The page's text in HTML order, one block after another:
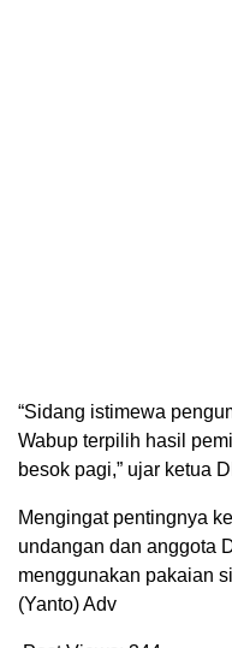
“Sidang istimewa
Wabup terpilih hasil
besok pagi,” ujar ketua
Mengingat pentingnya
undangan dan anggota
menggunakan pakaian
(Yanto) Adv